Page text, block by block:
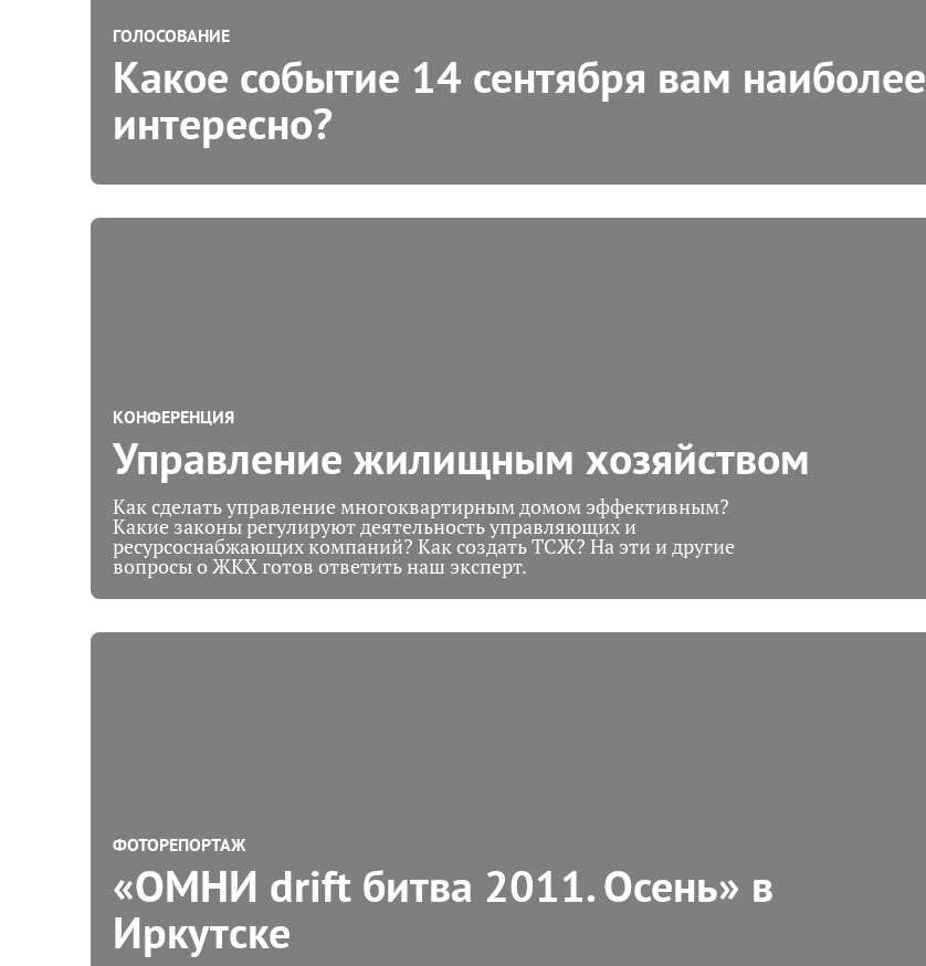
ГОЛОСОВАНИЕ
Какое событие 14 сентября вам наиболее
интересно?
КОНФЕРЕНЦИЯ
Управление жилищным хозяйством
Как сделать управление многоквартирным домом эффективным?
Какие законы регулируют деятельность управляющих и
ресурсоснабжающих компаний? Как создать ТСЖ? На эти и другие
вопросы о ЖКХ готов ответить наш эксперт.
ФОТОРЕПОРТАЖ
«ОМНИ drift битва 2011. Осень» в
Иркутске